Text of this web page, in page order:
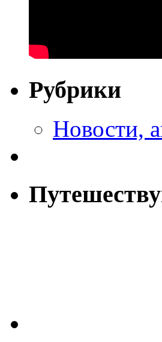
Рубрики
Новости,